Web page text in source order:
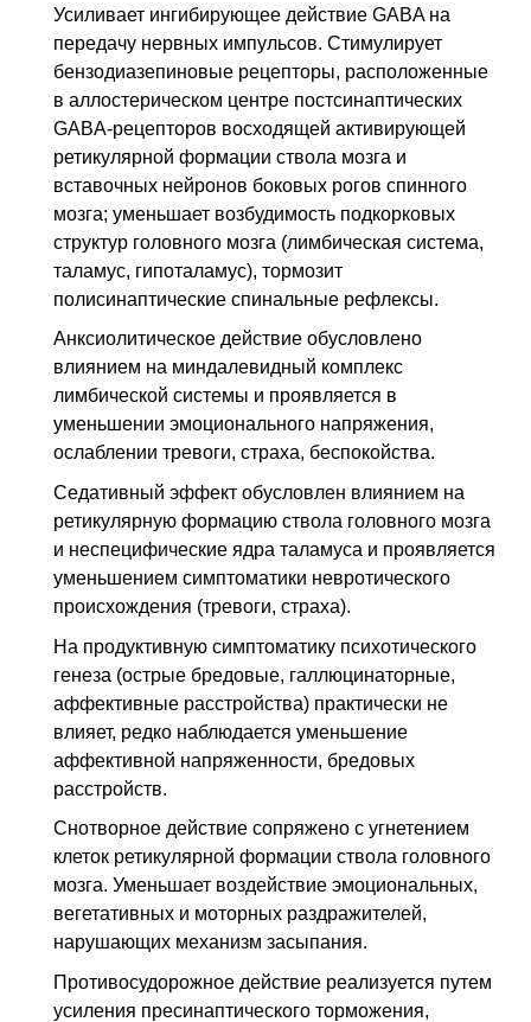
Усиливает ингибирующее действие GABA на
передачу нервных импульсов. Стимулирует
бензодиазепиновые рецепторы, расположенные
в аллостерическом центре постсинаптических
GABA-рецепторов восходящей активирующей
ретикулярной формации ствола мозга и
вставочных нейронов боковых рогов спинного
мозга; уменьшает возбудимость подкорковых
структур головного мозга (лимбическая система,
таламус, гипоталамус), тормозит
полисинаптические спинальные рефлексы.
Анксиолитическое действие обусловлено
влиянием на миндалевидный комплекс
лимбической системы и проявляется в
уменьшении эмоционального напряжения,
ослаблении тревоги, страха, беспокойства.
Седативный эффект обусловлен влиянием на
ретикулярную формацию ствола головного мозга
и неспецифические ядра таламуса и проявляется
уменьшением симптоматики невротического
происхождения (тревоги, страха).
На продуктивную симптоматику психотического
генеза (острые бредовые, галлюцинаторные,
аффективные расстройства) практически не
влияет, редко наблюдается уменьшение
аффективной напряженности, бредовых
расстройств.
Снотворное действие сопряжено с угнетением
клеток ретикулярной формации ствола головного
мозга. Уменьшает воздействие эмоциональных,
вегетативных и моторных раздражителей,
нарушающих механизм засыпания.
Противосудорожное действие реализуется путем
усиления пресинаптического торможения,